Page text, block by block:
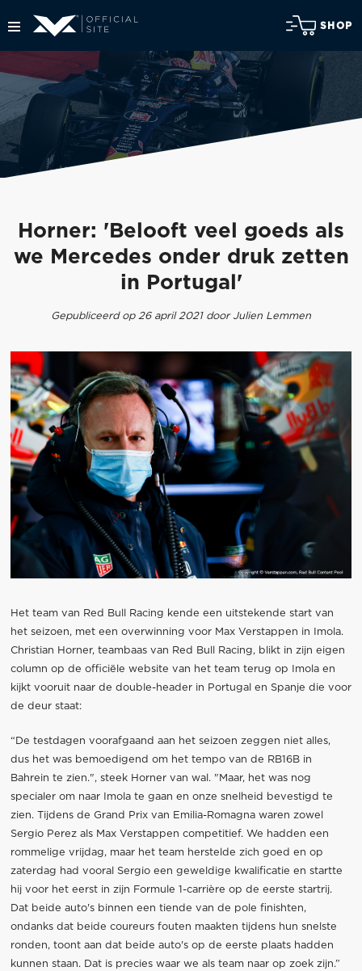
SHOP
Horner: 'Belooft veel goeds als
we Mercedes onder druk zetten
in Portugal'
Gepubliceerd op 26 april 2021 door Julien Lemmen
Het team van Red Bull Racing kende een uitstekende start van
het seizoen, met een overwinning voor Max Verstappen in Imola.
Christian Horner, teambaas van Red Bull Racing, blikt in zijn eigen
column op de officiële website van het team terug op Imola en
kijkt vooruit naar de double-header in Portugal en Spanje die voor
de deur staat:
“De testdagen voorafgaand aan het seizoen zeggen niet alles,
dus het was bemoedigend om het tempo van de RB16B in
Bahrein te zien.", steek Horner van wal. "Maar, het was nog
specialer om naar Imola te gaan en onze snelheid bevestigd te
zien. Tijdens de Grand Prix van Emilia-Romagna waren zowel
Sergio Perez als Max Verstappen competitief. We hadden een
rommelige vrijdag, maar het team herstelde zich goed en op
zaterdag had vooral Sergio een geweldige kwalificatie en startte
hij voor het eerst in zijn Formule 1-carrière op de eerste startrij.
Dat beide auto's binnen een tiende van de pole finishten,
ondanks dat beide coureurs fouten maakten tijdens hun snelste
ronden, toont aan dat beide auto's op de eerste plaats hadden
kunnen staan. Dat is precies waar we als team naar op zoek zijn.”